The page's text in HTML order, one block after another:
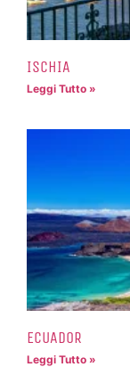
ISCHIA
Leggi Tutto »
ECUADOR
Leggi Tutto »